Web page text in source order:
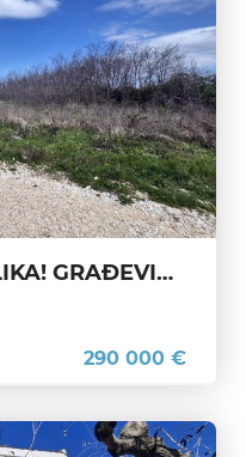
UMAG – VELIKA PRILIKA! GRAĐEVINSKO ZEMLJIŠTE 2000 m² + POLJOPRIVREDNO 2600 m² – SAMO 4 KM OD MORA
290 000 €